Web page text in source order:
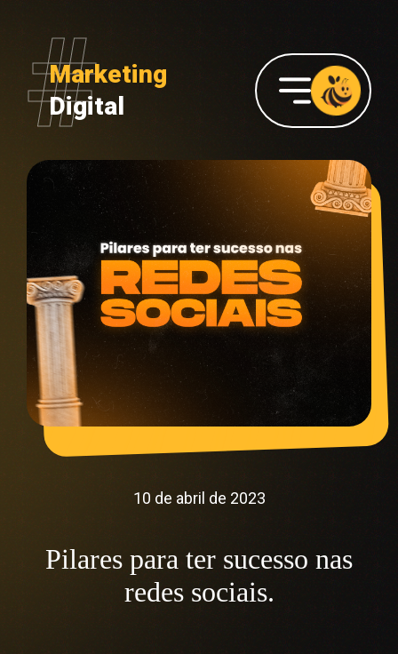
Marketing
Digital
10 de abril de 2023
Pilares para ter sucesso nas
redes sociais.